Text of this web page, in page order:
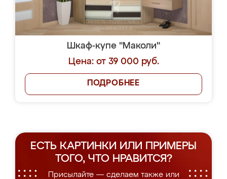
Шкаф-купе "Маколи"
Цена: от 39 000 руб.
ПОДРОБНЕЕ
ЕСТЬ КАРТИНКИ ИЛИ ПРИМЕРЫ
ТОГО, ЧТО НРАВИТСЯ?
Присылайте — сделаем также или